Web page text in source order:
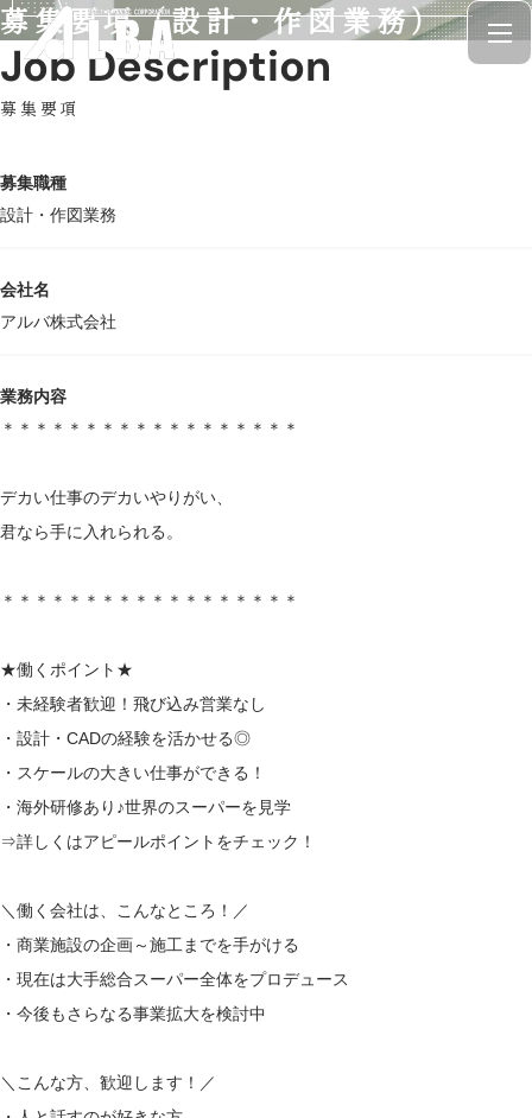
募集要項（設計・作図業務）
募集要項
Job Description
募集職種
設計・作図業務
会社名
アルバ株式会社
業務内容
＊＊＊＊＊＊＊＊＊＊＊＊＊＊＊＊＊＊
デカい仕事のデカいやりがい、
君なら手に入れられる。
＊＊＊＊＊＊＊＊＊＊＊＊＊＊＊＊＊＊
★働くポイント★
・未経験者歓迎！飛び込み営業なし
・設計・CADの経験を活かせる◎
・スケールの大きい仕事ができる！
・海外研修あり♪世界のスーパーを見学
⇒詳しくはアピールポイントをチェック！
＼働く会社は、こんなところ！／
・商業施設の企画～施工までを手がける
・現在は大手総合スーパー全体をプロデュース
・今後もさらなる事業拡大を検討中
＼こんな方、歓迎します！／